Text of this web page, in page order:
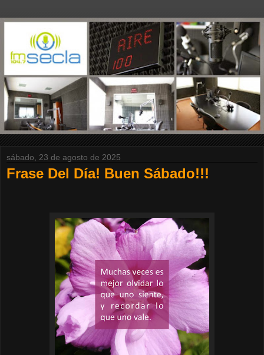
sábado, 23 de agosto de 2025
Frase Del Día! Buen Sábado!!!